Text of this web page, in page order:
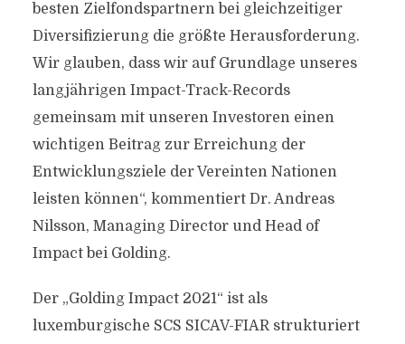
besten Zielfondspartnern bei gleichzeitiger
Diversifizierung die größte Herausforderung.
Wir glauben, dass wir auf Grundlage unseres
langjährigen Impact-Track-Records
gemeinsam mit unseren Investoren einen
wichtigen Beitrag zur Erreichung der
Entwicklungsziele der Vereinten Nationen
leisten können“, kommentiert Dr. Andreas
Nilsson, Managing Director und Head of
Impact bei Golding.
Der „Golding Impact 2021“ ist als
luxemburgische SCS SICAV-FIAR strukturiert